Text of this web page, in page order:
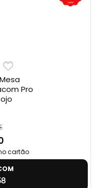
Pro
cartão